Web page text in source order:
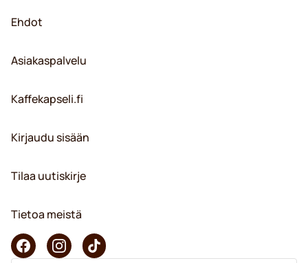
Ehdot
Asiakaspalvelu
Kaffekapseli.fi
Kirjaudu sisään
Tilaa uutiskirje
Tietoa meistä